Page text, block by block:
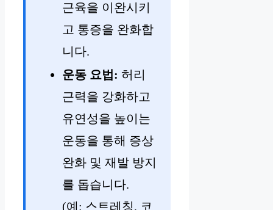
근육을 이완시키
고 통증을 완화합
니다.
운동 요법: 허리
근력을 강화하고
유연성을 높이는
운동을 통해 증상
완화 및 재발 방지
를 돕습니다.
(예: 스트레칭, 코